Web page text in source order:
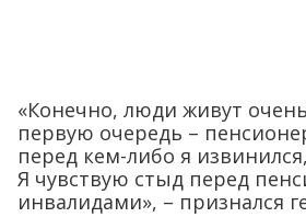
«Конечно, люди живут
первую очередь –
перед кем-либо я
Я чувствую стыд перед
инвалидами», – признался